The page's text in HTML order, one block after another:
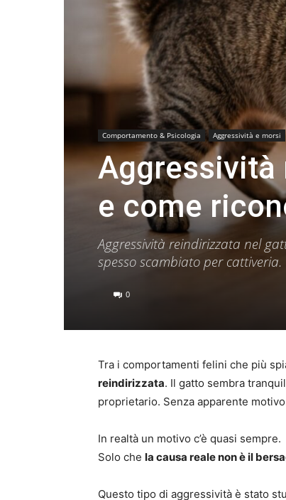
Comportamento & Psicologia Aggressività e morsi
Aggressività
e come
Aggressività reindirizzata nel
spesso scambiato per cattiveria.
0
Tra i comportamenti felini che più
reindirizzata. Il gatto sembra
proprietario. Senza apparente
In realtà un motivo c’è quasi sempre.
Solo che la causa reale non è il
Questo tipo di aggressività è stato